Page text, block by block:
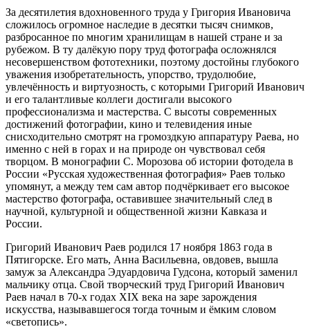
За десятилетия вдохновенного труда у Григория Ивановича
сложилось огромное наследие в десятки тысяч снимков,
разбросанное по многим хранилищам в нашей стране и за
рубежом. В ту далёкую пору труд фотографа осложнялся
несовершенством фототехники, поэтому достойны глубокого
уважения изобретательность, упорство, трудолюбие,
увлечённость и виртуозность, с которыми Григорий Иванович
и его талантливые коллеги достигали высокого
профессионализма и мастерства. С высоты современных
достижений фотографии, кино и телевидения иные
снисходительно смотрят на громоздкую аппаратуру Раева, но
именно с ней в горах и на природе он чувствовал себя
творцом. В монографии С. Морозова об истории фотодела в
России «Русская художественная фотография» Раев только
упомянут, а между тем сам автор подчёркивает его высокое
мастерство фотографа, оставившее значительный след в
научной, культурной и общественной жизни Кавказа и
России.
Григорий Иванович Раев родился 17 ноября 1863 года в
Пятигорске. Его мать, Анна Васильевна, овдовев, вышла
замуж за Александра Эдуардовича Гудсона, который заменил
мальчику отца. Свой творческий труд Григорий Иванович
Раев начал в 70-х годах XIX века на заре зарождения
искусства, называвшегося тогда точным и ёмким словом
«светопись».